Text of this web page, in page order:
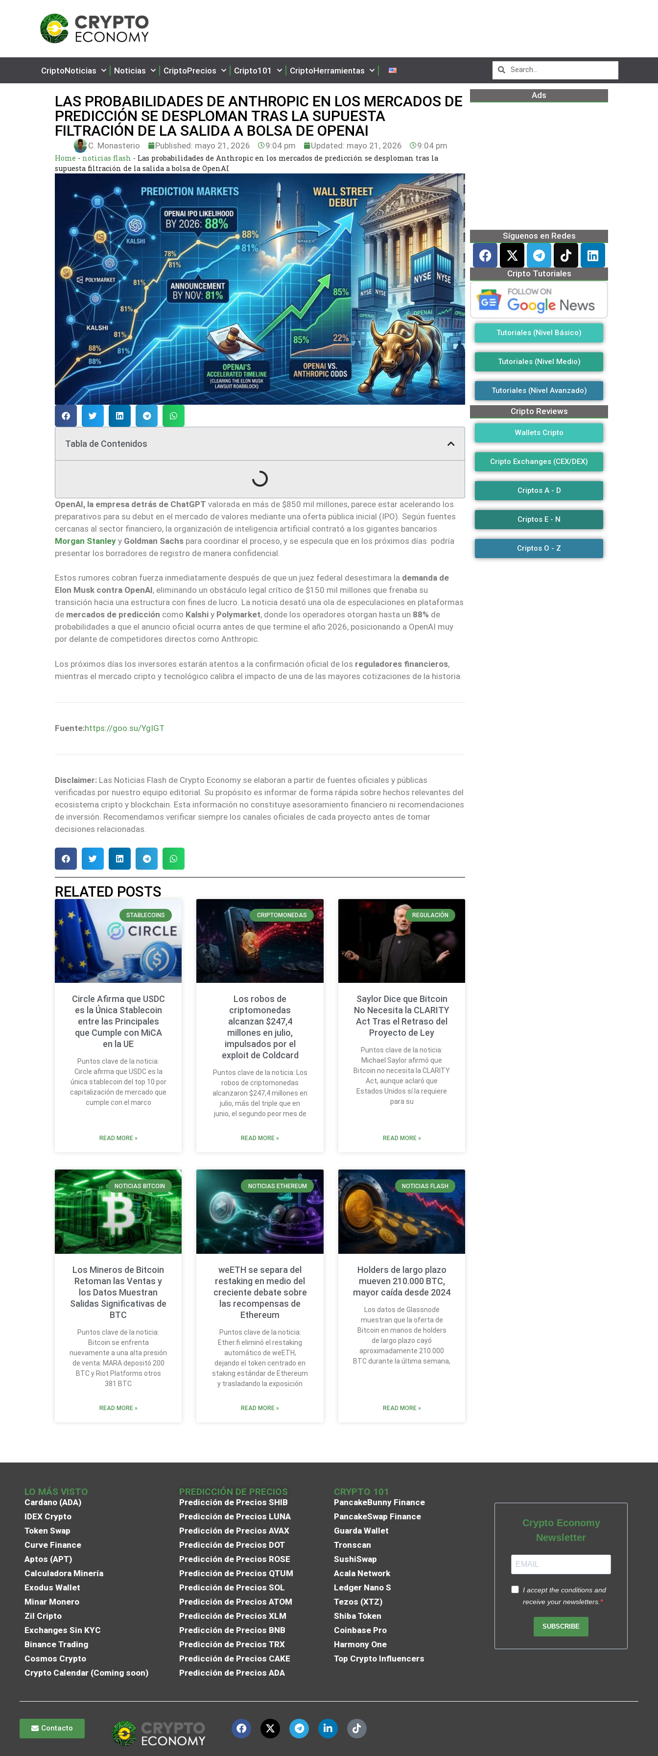
CriptoNoticias Noticias CriptoPrecios Cripto101 CriptoHerramientas
LAS PROBABILIDADES DE ANTHROPIC EN LOS MERCADOS DE
PREDICCIÓN SE DESPLOMAN TRAS LA SUPUESTA
FILTRACIÓN DE LA SALIDA A BOLSA DE OPENAI
C. Monasterio Published: mayo 21, 2026 9:04 pm Updated: mayo 21, 2026 9:04 pm
Home - noticias flash - Las probabilidades de Anthropic en los mercados de predicción se desploman tras la
supuesta filtración de la salida a bolsa de OpenAI
Tabla de Contenidos
OpenAI, la empresa detrás de ChatGPT valorada en más de $850 mil millones, parece estar acelerando los
preparativos para su debut en el mercado de valores mediante una oferta pública inicial (IPO). Según fuentes
cercanas al sector financiero, la organización de inteligencia artificial contrató a los gigantes bancarios
Morgan Stanley y Goldman Sachs para coordinar el proceso, y se especula que en los próximos días podría
presentar los borradores de registro de manera confidencial.
Estos rumores cobran fuerza inmediatamente después de que un juez federal desestimara la demanda de
Elon Musk contra OpenAI, eliminando un obstáculo legal crítico de $150 mil millones que frenaba su
transición hacia una estructura con fines de lucro. La noticia desató una ola de especulaciones en plataformas
de mercados de predicción como Kalshi y Polymarket, donde los operadores otorgan hasta un 88% de
probabilidades a que el anuncio oficial ocurra antes de que termine el año 2026, posicionando a OpenAI muy
por delante de competidores directos como Anthropic.
Los próximos días los inversores estarán atentos a la confirmación oficial de los reguladores financieros,
mientras el mercado cripto y tecnológico calibra el impacto de una de las mayores cotizaciones de la historia.
Fuente:https://goo.su/YgIGT
Disclaimer: Las Noticias Flash de Crypto Economy se elaboran a partir de fuentes oficiales y públicas
verificadas por nuestro equipo editorial. Su propósito es informar de forma rápida sobre hechos relevantes del
ecosistema cripto y blockchain. Esta información no constituye asesoramiento financiero ni recomendaciones
de inversión. Recomendamos verificar siempre los canales oficiales de cada proyecto antes de tomar
decisiones relacionadas.
RELATED POSTS
STABLECOINS
Circle Afirma que USDC
es la Única Stablecoin
entre las Principales
que Cumple con MiCA
en la UE
Puntos clave de la noticia:
Circle afirma que USDC es la
única stablecoin del top 10 por
capitalización de mercado que
cumple con el marco
READ MORE »
CRIPTOMONEDAS
Los robos de
criptomonedas
alcanzan $247,4
millones en julio,
impulsados por el
exploit de Coldcard
Puntos clave de la noticia: Los
robos de criptomonedas
alcanzaron $247,4 millones en
julio, más del triple que en
junio, el segundo peor mes de
READ MORE »
REGULACIÓN
Saylor Dice que Bitcoin
No Necesita la CLARITY
Act Tras el Retraso del
Proyecto de Ley
Puntos clave de la noticia:
Michael Saylor afirmó que
Bitcoin no necesita la CLARITY
Act, aunque aclaró que
Estados Unidos sí la requiere
para su
READ MORE »
NOTICIAS BITCOIN
Los Mineros de Bitcoin
Retoman las Ventas y
los Datos Muestran
Salidas Significativas de
BTC
Puntos clave de la noticia:
Bitcoin se enfrenta
nuevamente a una alta presión
de venta: MARA depositó 200
BTC y Riot Platforms otros
381 BTC
READ MORE »
NOTICIAS ETHEREUM
weETH se separa del
restaking en medio del
creciente debate sobre
las recompensas de
Ethereum
Puntos clave de la noticia:
Ether.fi eliminó el restaking
automático de weETH,
dejando el token centrado en
staking estándar de Ethereum
y trasladando la exposición
READ MORE »
NOTICIAS FLASH
Holders de largo plazo
mueven 210.000 BTC,
mayor caída desde 2024
Los datos de Glassnode
muestran que la oferta de
Bitcoin en manos de holders
de largo plazo cayó
aproximadamente 210.000
BTC durante la última semana,
READ MORE »
Ads
Síguenos en Redes
Cripto Tutoriales
Tutoriales (Nivel Básico)
Tutoriales (Nivel Medio)
Tutoriales (Nivel Avanzado)
Cripto Reviews
Wallets Cripto
Cripto Exchanges (CEX/DEX)
Criptos A - D
Criptos E - N
Criptos O - Z
LO MÁS VISTO
Cardano (ADA)
IDEX Crypto
Token Swap
Curve Finance
Aptos (APT)
Calculadora Minería
Exodus Wallet
Minar Monero
Zil Cripto
Exchanges Sin KYC
Binance Trading
Cosmos Crypto
Crypto Calendar (Coming soon)
PREDICCIÓN DE PRECIOS
Predicción de Precios SHIB
Predicción de Precios LUNA
Predicción de Precios AVAX
Predicción de Precios DOT
Predicción de Precios ROSE
Predicción de Precios QTUM
Predicción de Precios SOL
Predicción de Precios ATOM
Predicción de Precios XLM
Predicción de Precios BNB
Predicción de Precios TRX
Predicción de Precios CAKE
Predicción de Precios ADA
CRYPTO 101
PancakeBunny Finance
PancakeSwap Finance
Guarda Wallet
Tronscan
SushiSwap
Acala Network
Ledger Nano S
Tezos (XTZ)
Shiba Token
Coinbase Pro
Harmony One
Top Crypto Influencers
Crypto Economy
Newsletter
I accept the conditions and
receive your newsletters.
SUBSCRIBE
Contacto